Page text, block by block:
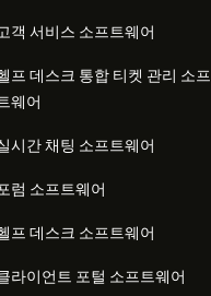
객 서비스 소프트웨어
프 데스크 통합 티켓 관리 소프
웨어
시간 채팅 소프트웨어
럼 소프트웨어
프 데스크 소프트웨어
라이언트 포털 소프트웨어